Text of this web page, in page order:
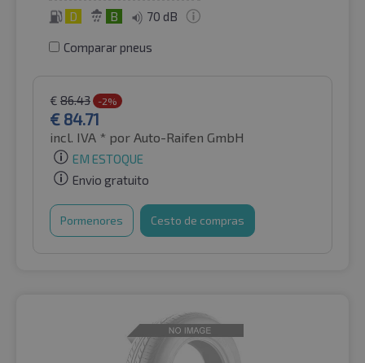
D B 70 dB
Comparar pneus
€ 86.43 -2%
€ 84.71
incl. IVA * por Auto-Raifen GmbH
EM ESTOQUE
Envio gratuito
Pormenores Cesto de compras